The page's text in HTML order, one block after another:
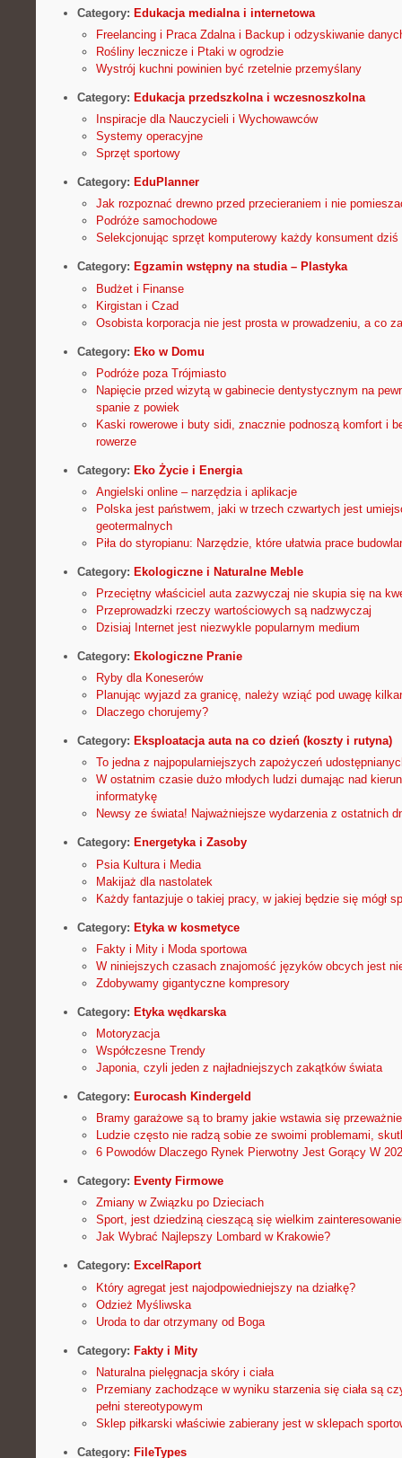
Category: Edukacja medialna i internetowa
Freelancing i Praca Zdalna i Backup i odzyskiwanie
Rośliny lecznicze i Ptaki w ogrodzie
Wystrój kuchni powinien być rzetelnie przemyślany
Category: Edukacja przedszkolna i wczesnoszkolna
Inspiracje dla Nauczycieli i Wychowawców
Systemy operacyjne
Sprzęt sportowy
Category: EduPlanner
Jak rozpoznać drewno przed przecieraniem i nie
Podróże samochodowe
Selekcjonując sprzęt komputerowy każdy konsument dziś
Category: Egzamin wstępny na studia – Plastyka
Budżet i Finanse
Kirgistan i Czad
Osobista korporacja nie jest prosta w prowadzeniu, a co
Category: Eko w Domu
Podróże poza Trójmiasto
Napięcie przed wizytą w gabinecie dentystycznym na
spanie z powiek
Kaski rowerowe i buty sidi, znacznie podnoszą komfort i
rowerze
Category: Eko Życie i Energia
Angielski online – narzędzia i aplikacje
Polska jest państwem, jaki w trzech czwartych jest
geotermalnych
Piła do styropianu: Narzędzie, które ułatwia prace
Category: Ekologiczne i Naturalne Meble
Przeciętny właściciel auta zazwyczaj nie skupia się na
Przeprowadzki rzeczy wartościowych są nadzwyczaj
Dzisiaj Internet jest niezwykle popularnym medium
Category: Ekologiczne Pranie
Ryby dla Koneserów
Planując wyjazd za granicę, należy wziąć pod uwagę
Dlaczego chorujemy?
Category: Eksploatacja auta na co dzień (koszty i rutyna)
To jedna z najpopularniejszych zapożyczeń
W ostatnim czasie dużo młodych ludzi dumając nad
informatykę
Newsy ze świata! Najważniejsze wydarzenia z ostatnich
Category: Energetyka i Zasoby
Psia Kultura i Media
Makijaż dla nastolatek
Każdy fantazjuje o takiej pracy, w jakiej będzie się mógł
Category: Etyka w kosmetyce
Fakty i Mity i Moda sportowa
W niniejszych czasach znajomość języków obcych jest
Zdobywamy gigantyczne kompresory
Category: Etyka wędkarska
Motoryzacja
Współczesne Trendy
Japonia, czyli jeden z najładniejszych zakątków świata
Category: Eurocash Kindergeld
Bramy garażowe są to bramy jakie wstawia się
Ludzie często nie radzą sobie ze swoimi problemami,
6 Powodów Dlaczego Rynek Pierwotny Jest Gorący W
Category: Eventy Firmowe
Zmiany w Związku po Dzieciach
Sport, jest dziedziną cieszącą się wielkim
Jak Wybrać Najlepszy Lombard w Krakowie?
Category: ExcelRaport
Który agregat jest najodpowiedniejszy na działkę?
Odzież Myśliwska
Uroda to dar otrzymany od Boga
Category: Fakty i Mity
Naturalna pielęgnacja skóry i ciała
Przemiany zachodzące w wyniku starzenia się ciała są
pełni stereotypowym
Sklep piłkarski właściwie zabierany jest w sklepach
Category: FileTypes